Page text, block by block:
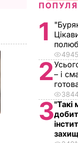
1
2– і
3"Такі